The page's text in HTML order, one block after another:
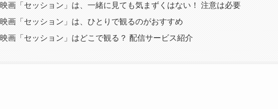
映画「セッション」は、一緒に見ても気まずくはない！ 注意は必要
映画「セッション」は、ひとりで観るのがおすすめ
映画「セッション」はどこで観る？ 配信サービス紹介